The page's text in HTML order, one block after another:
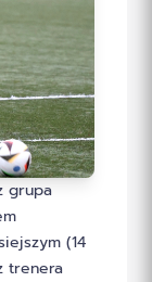
grupa
(14
trenera